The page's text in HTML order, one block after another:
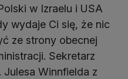
w Izraelu i USA
wydaje Ci się, że nic
ze strony obecnej
Sekretarz
Winnfielda z